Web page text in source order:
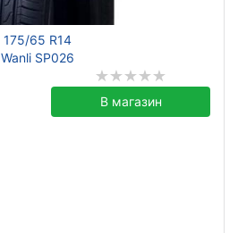
175/65 R14
Wanli SP026
В магазин